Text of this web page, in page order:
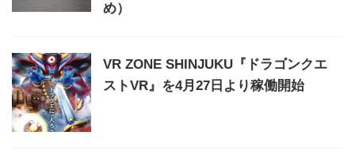
め）
VR ZONE SHINJUKU『ドラゴンクエ
ストVR』を4月27日より稼働開始